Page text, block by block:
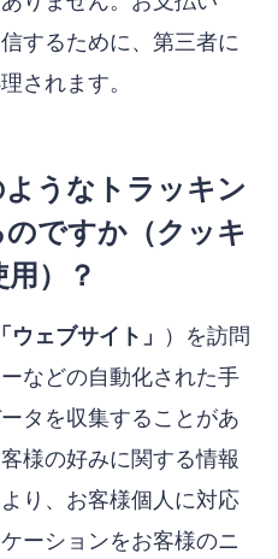
するために、第三者に
されます。
うなトラッキン
ですか（クッキ
）？
「ウェブサイト」 ）を訪問
などの自動化された手
タを収集することがあ
様の好みに関する情報
り、お客様個人に対応
ーションをお客様のニ